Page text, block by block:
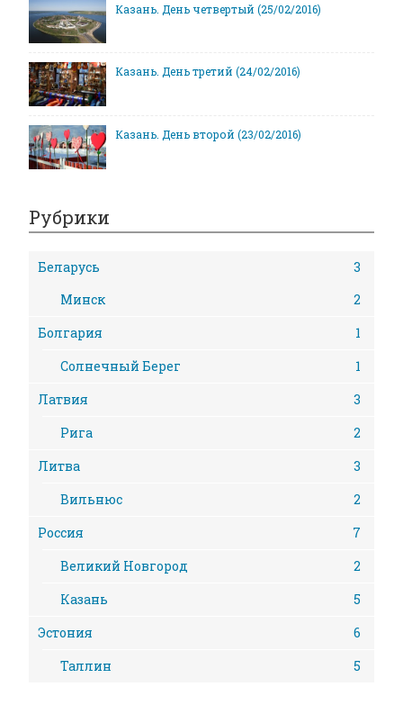
Казань. День четвертый (25/02/2016)
Казань. День третий (24/02/2016)
Казань. День второй (23/02/2016)
Рубрики
Беларусь
3
Минск
2
Болгария
1
Солнечный Берег
1
Латвия
3
Рига
2
Литва
3
Вильнюс
2
Россия
7
Великий Новгород
2
Казань
5
Эстония
6
Таллин
5